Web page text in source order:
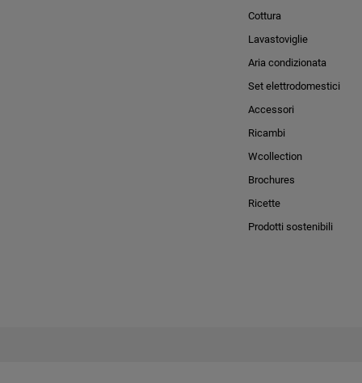
Cottura
Lavastoviglie
Aria condizionata
Set elettrodomestici
Accessori
Ricambi
Wcollection
Brochures
Ricette
Prodotti sostenibili